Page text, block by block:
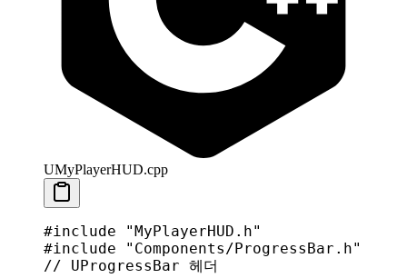
UMyPlayerHUD.cpp
#include "MyPlayerHUD.h"
#include "Components/ProgressBar.h"
// UProgressBar 헤더